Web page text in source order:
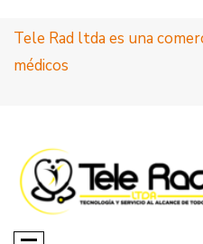
Tele Rad ltda es una
médicos